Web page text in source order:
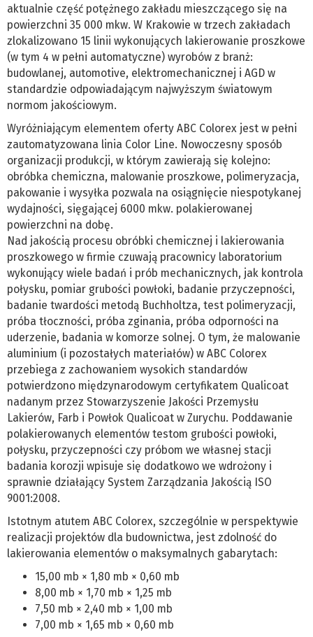
aktualnie część potężnego zakładu mieszczącego się na
powierzchni 35 000 mkw. W Krakowie w trzech zakładach
zlokalizowano 15 linii wykonujących lakierowanie proszkowe
(w tym 4 w pełni automatyczne) wyrobów z branż:
budowlanej, automotive, elektromechanicznej i AGD w
standardzie odpowiadającym najwyższym światowym
normom jakościowym.
Wyróżniającym elementem oferty ABC Colorex jest w pełni
zautomatyzowana linia Color Line. Nowoczesny sposób
organizacji produkcji, w którym zawierają się kolejno:
obróbka chemiczna, malowanie proszkowe, polimeryzacja,
pakowanie i wysyłka pozwala na osiągnięcie niespotykanej
wydajności, sięgającej 6000 mkw. polakierowanej
powierzchni na dobę.
Nad jakością procesu obróbki chemicznej i lakierowania
proszkowego w firmie czuwają pracownicy laboratorium
wykonujący wiele badań i prób mechanicznych, jak kontrola
połysku, pomiar grubości powłoki, badanie przyczepności,
badanie twardości metodą Buchholtza, test polimeryzacji,
próba tłoczności, próba zginania, próba odporności na
uderzenie, badania w komorze solnej. O tym, że malowanie
aluminium (i pozostałych materiałów) w ABC Colorex
przebiega z zachowaniem wysokich standardów
potwierdzono międzynarodowym certyfikatem Qualicoat
nadanym przez Stowarzyszenie Jakości Przemysłu
Lakierów, Farb i Powłok Qualicoat w Zurychu. Poddawanie
polakierowanych elementów testom grubości powłoki,
połysku, przyczepności czy próbom we własnej stacji
badania korozji wpisuje się dodatkowo we wdrożony i
sprawnie działający System Zarządzania Jakością ISO
9001:2008.
Istotnym atutem ABC Colorex, szczególnie w perspektywie
realizacji projektów dla budownictwa, jest zdolność do
lakierowania elementów o maksymalnych gabarytach:
15,00 mb × 1,80 mb × 0,60 mb
8,00 mb × 1,70 mb × 1,25 mb
7,50 mb × 2,40 mb × 1,00 mb
7,00 mb × 1,65 mb × 0,60 mb